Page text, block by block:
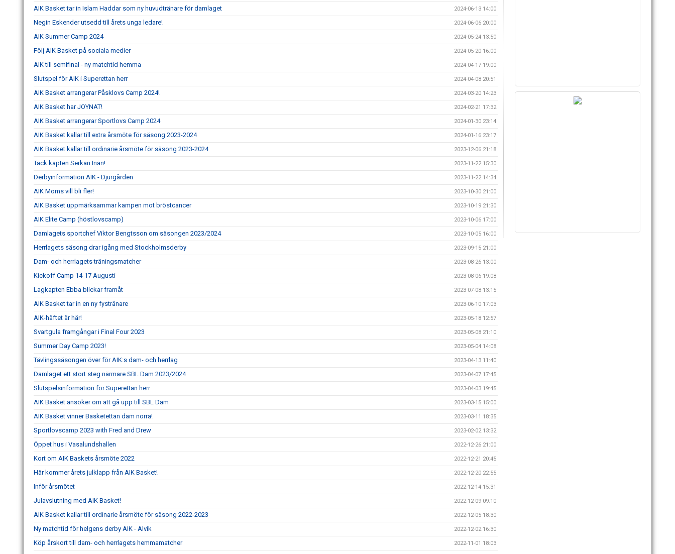
AIK Basket tar in Islam Haddar som ny huvudtränare för damlaget 2024-06-13 14:00
Negin Eskender utsedd till årets unga ledare! 2024-06-06 20:00
AIK Summer Camp 2024 2024-05-24 13:50
Följ AIK Basket på sociala medier 2024-05-20 16:00
AIK till semifinal - ny matchtid hemma 2024-04-17 19:00
Slutspel för AIK i Superettan herr 2024-04-08 20:51
AIK Basket arrangerar Påsklovs Camp 2024! 2024-03-20 14:23
AIK Basket har JOYNAT! 2024-02-21 17:32
AIK Basket arrangerar Sportlovs Camp 2024 2024-01-30 23:14
AIK Basket kallar till extra årsmöte för säsong 2023-2024 2024-01-16 23:17
AIK Basket kallar till ordinarie årsmöte för säsong 2023-2024 2023-12-06 21:18
Tack kapten Serkan Inan! 2023-11-22 15:30
Derbyinformation AIK - Djurgården 2023-11-22 14:34
AIK Moms vill bli fler! 2023-10-30 21:00
AIK Basket uppmärksammar kampen mot bröstcancer 2023-10-19 21:30
AIK Elite Camp (höstlovscamp) 2023-10-06 17:00
Damlagets sportchef Viktor Bengtsson om säsongen 2023/2024 2023-10-05 16:00
Herrlagets säsong drar igång med Stockholmsderby 2023-09-15 21:00
Dam- och herrlagets träningsmatcher 2023-08-26 13:00
Kickoff Camp 14-17 Augusti 2023-08-06 19:08
Lagkapten Ebba blickar framåt 2023-07-08 13:15
AIK Basket tar in en ny fystränare 2023-06-10 17:03
AIK-häftet är här! 2023-05-18 12:57
Svartgula framgångar i Final Four 2023 2023-05-08 21:10
Summer Day Camp 2023! 2023-05-04 14:08
Tävlingssäsongen över för AIK:s dam- och herrlag 2023-04-13 11:40
Damlaget ett stort steg närmare SBL Dam 2023/2024 2023-04-07 17:45
Slutspelsinformation för Superettan herr 2023-04-03 19:45
AIK Basket ansöker om att gå upp till SBL Dam 2023-03-15 15:00
AIK Basket vinner Basketettan dam norra! 2023-03-11 18:35
Sportlovscamp 2023 with Fred and Drew 2023-02-02 13:32
Öppet hus i Vasalundshallen 2022-12-26 21:00
Kort om AIK Baskets årsmöte 2022 2022-12-21 20:45
Här kommer årets julklapp från AIK Basket! 2022-12-20 22:55
Inför årsmötet 2022-12-14 15:31
Julavslutning med AIK Basket! 2022-12-09 09:10
AIK Basket kallar till ordinarie årsmöte för säsong 2022-2023 2022-12-05 18:30
Ny matchtid för helgens derby AIK - Alvik 2022-12-02 16:30
Köp årskort till dam- och herrlagets hemmamatcher 2022-11-01 18:03